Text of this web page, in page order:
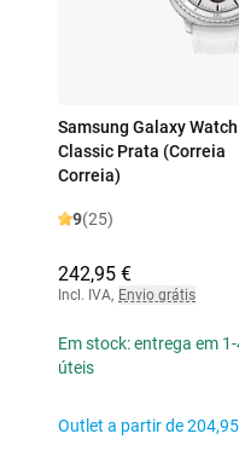
Samsung Galaxy
Classic Prata (Correia
Correia)
9(25)
242,95 €
Incl. IVA, Envio grátis
Em stock: entrega em
úteis
Outlet a partir de